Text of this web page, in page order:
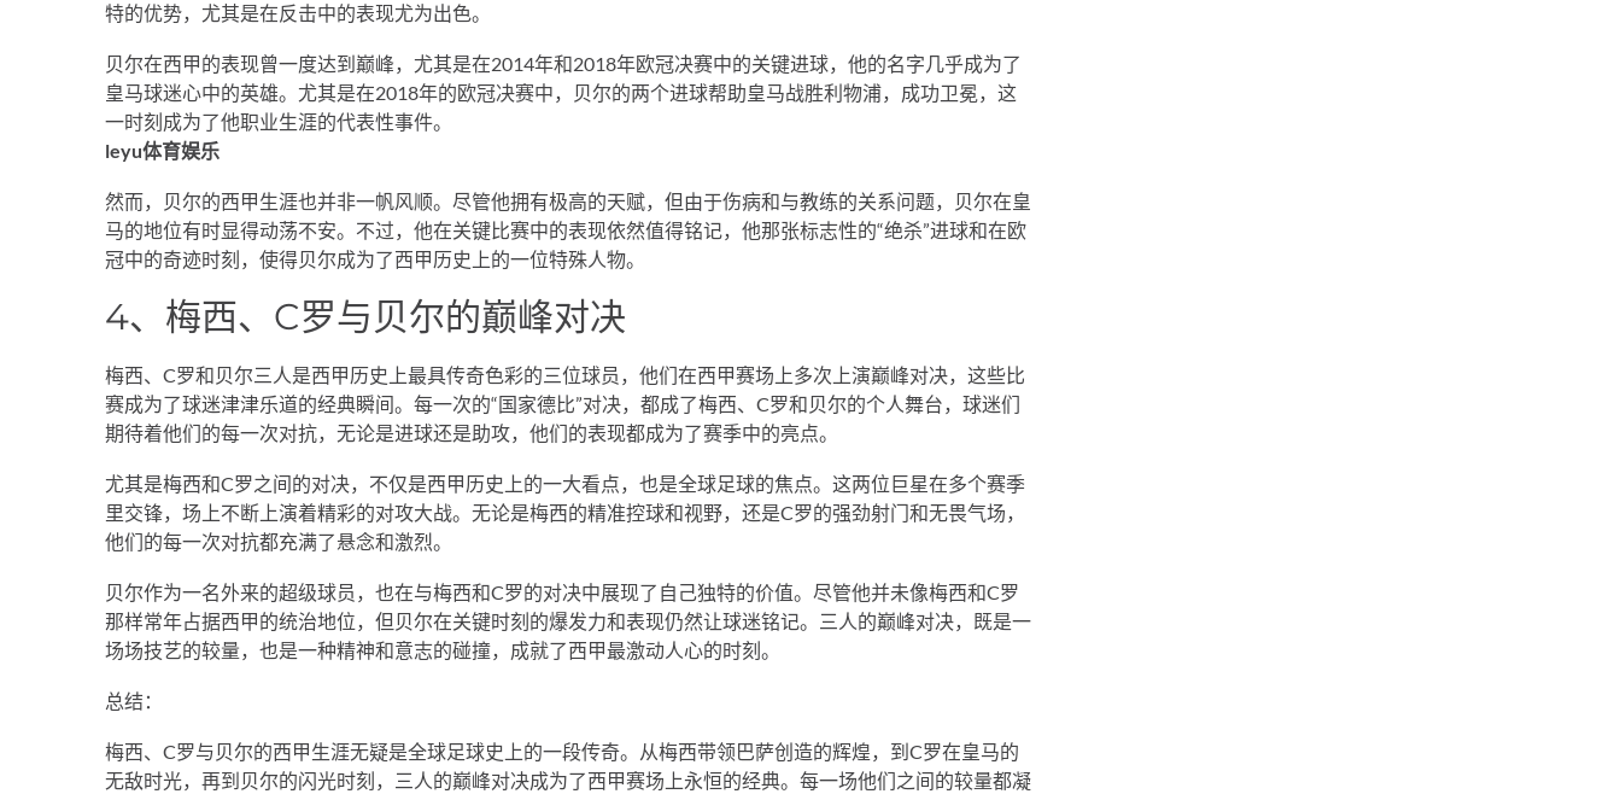
特的优势，尤其是在反击中的表现尤为出色。
贝尔在西甲的表现曾一度达到巅峰，尤其是在2014年和2018年欧冠决赛中的关键进球，他的名字几乎成为了
皇马球迷心中的英雄。尤其是在2018年的欧冠决赛中，贝尔的两个进球帮助皇马战胜利物浦，成功卫冕，这
一时刻成为了他职业生涯的代表性事件。
leyu体育娱乐
然而，贝尔的西甲生涯也并非一帆风顺。尽管他拥有极高的天赋，但由于伤病和与教练的关系问题，贝尔在皇
马的地位有时显得动荡不安。不过，他在关键比赛中的表现依然值得铭记，他那张标志性的“绝杀”进球和在欧
冠中的奇迹时刻，使得贝尔成为了西甲历史上的一位特殊人物。
4、梅西、C罗与贝尔的巅峰对决
梅西、C罗和贝尔三人是西甲历史上最具传奇色彩的三位球员，他们在西甲赛场上多次上演巅峰对决，这些比
赛成为了球迷津津乐道的经典瞬间。每一次的“国家德比”对决，都成了梅西、C罗和贝尔的个人舞台，球迷们
期待着他们的每一次对抗，无论是进球还是助攻，他们的表现都成为了赛季中的亮点。
尤其是梅西和C罗之间的对决，不仅是西甲历史上的一大看点，也是全球足球的焦点。这两位巨星在多个赛季
里交锋，场上不断上演着精彩的对攻大战。无论是梅西的精准控球和视野，还是C罗的强劲射门和无畏气场，
他们的每一次对抗都充满了悬念和激烈。
贝尔作为一名外来的超级球员，也在与梅西和C罗的对决中展现了自己独特的价值。尽管他并未像梅西和C罗
那样常年占据西甲的统治地位，但贝尔在关键时刻的爆发力和表现仍然让球迷铭记。三人的巅峰对决，既是一
场场技艺的较量，也是一种精神和意志的碰撞，成就了西甲最激动人心的时刻。
总结：
梅西、C罗与贝尔的西甲生涯无疑是全球足球史上的一段传奇。从梅西带领巴萨创造的辉煌，到C罗在皇马的
无敌时光，再到贝尔的闪光时刻，三人的巅峰对决成为了西甲赛场上永恒的经典。每一场他们之间的较量都凝